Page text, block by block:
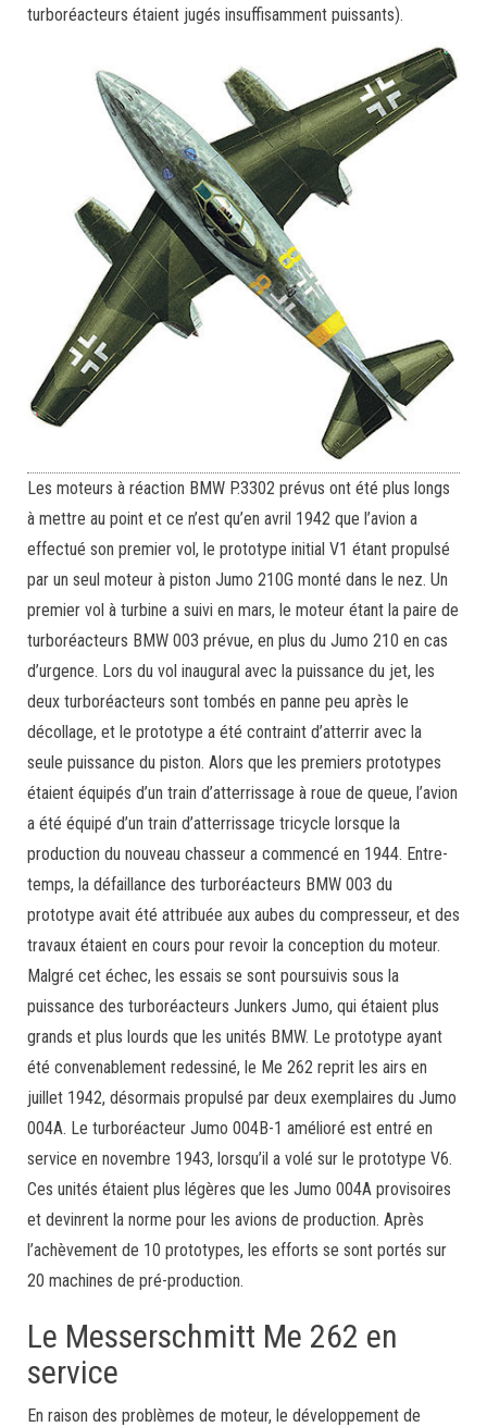
turboréacteurs étaient jugés insuffisamment puissants).
Les moteurs à réaction BMW P.3302 prévus ont été plus longs
à mettre au point et ce n’est qu’en avril 1942 que l’avion a
effectué son premier vol, le prototype initial V1 étant propulsé
par un seul moteur à piston Jumo 210G monté dans le nez. Un
premier vol à turbine a suivi en mars, le moteur étant la paire de
turboréacteurs BMW 003 prévue, en plus du Jumo 210 en cas
d’urgence. Lors du vol inaugural avec la puissance du jet, les
deux turboréacteurs sont tombés en panne peu après le
décollage, et le prototype a été contraint d’atterrir avec la
seule puissance du piston. Alors que les premiers prototypes
étaient équipés d’un train d’atterrissage à roue de queue, l’avion
a été équipé d’un train d’atterrissage tricycle lorsque la
production du nouveau chasseur a commencé en 1944. Entre-
temps, la défaillance des turboréacteurs BMW 003 du
prototype avait été attribuée aux aubes du compresseur, et des
travaux étaient en cours pour revoir la conception du moteur.
Malgré cet échec, les essais se sont poursuivis sous la
puissance des turboréacteurs Junkers Jumo, qui étaient plus
grands et plus lourds que les unités BMW. Le prototype ayant
été convenablement redessiné, le Me 262 reprit les airs en
juillet 1942, désormais propulsé par deux exemplaires du Jumo
004A. Le turboréacteur Jumo 004B-1 amélioré est entré en
service en novembre 1943, lorsqu’il a volé sur le prototype V6.
Ces unités étaient plus légères que les Jumo 004A provisoires
et devinrent la norme pour les avions de production. Après
l’achèvement de 10 prototypes, les efforts se sont portés sur
20 machines de pré-production.
Le Messerschmitt Me 262 en
service
En raison des problèmes de moteur, le développement de